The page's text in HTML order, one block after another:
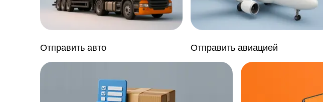
Отправить авто Отправить авиацией